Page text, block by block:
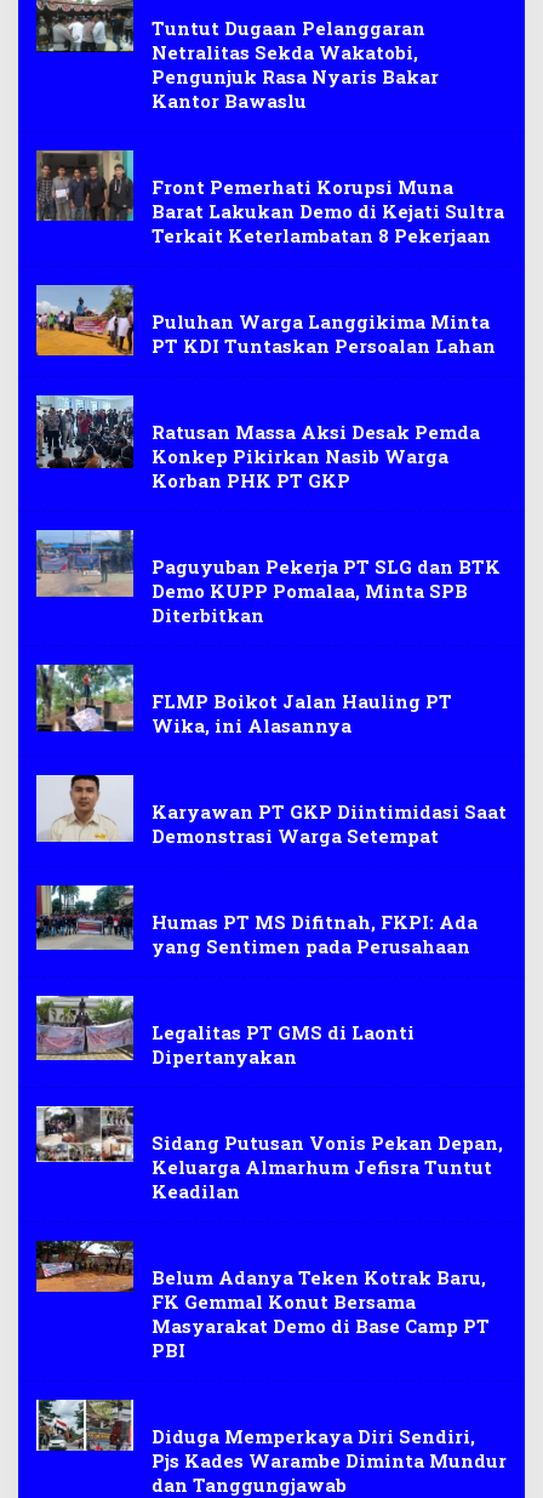
Tuntut Dugaan Pelanggaran
Netralitas Sekda Wakatobi,
Pengunjuk Rasa Nyaris Bakar
Kantor Bawaslu
Front Pemerhati Korupsi Muna
Barat Lakukan Demo di Kejati Sultra
Terkait Keterlambatan 8 Pekerjaan
Puluhan Warga Langgikima Minta
PT KDI Tuntaskan Persoalan Lahan
Ratusan Massa Aksi Desak Pemda
Konkep Pikirkan Nasib Warga
Korban PHK PT GKP
Paguyuban Pekerja PT SLG dan BTK
Demo KUPP Pomalaa, Minta SPB
Diterbitkan
FLMP Boikot Jalan Hauling PT
Wika, ini Alasannya
Karyawan PT GKP Diintimidasi Saat
Demonstrasi Warga Setempat
Humas PT MS Difitnah, FKPI: Ada
yang Sentimen pada Perusahaan
Legalitas PT GMS di Laonti
Dipertanyakan
Sidang Putusan Vonis Pekan Depan,
Keluarga Almarhum Jefisra Tuntut
Keadilan
Belum Adanya Teken Kotrak Baru,
FK Gemmal Konut Bersama
Masyarakat Demo di Base Camp PT
PBI
Diduga Memperkaya Diri Sendiri,
Pjs Kades Warambe Diminta Mundur
dan Tanggungjawab